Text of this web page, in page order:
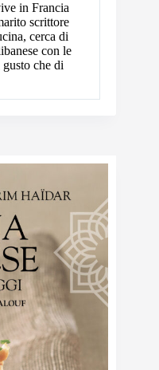
in Francia
scrittore
cerca di
con le
che di